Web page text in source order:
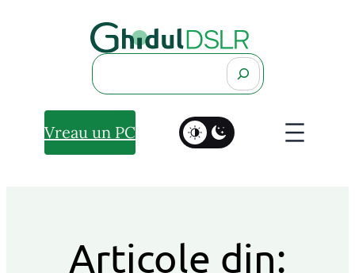
Search
Vreau un PC
Articole din: